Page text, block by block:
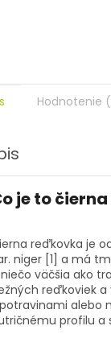
Hodnotenie
je to
reďkovka je
niger [1] a má
väčšia ako
reďkoviek
alebo
profilu a